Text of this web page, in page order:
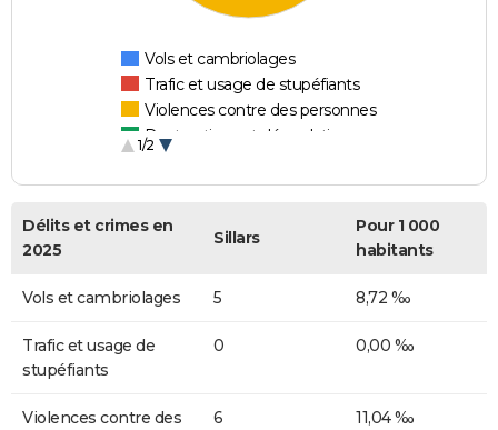
Vols et cambriolages
Trafic et usage de stupéfiants
Violences contre des personnes
Destructions et dégradations
1/2
Délits et crimes en
2025
Sillars
Pour 1 000
habitants
Vols et cambriolages 5 8,72 ‰
Trafic et usage de
stupéfiants
0 0,00 ‰
Violences contre des
6 11,04 ‰